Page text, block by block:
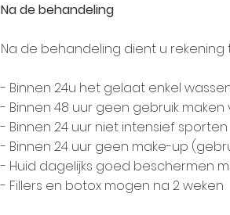
Na de behandeling
Na de behandeling dient u rekening
- Binnen 24u het gelaat enkel
- Binnen 48 uur geen gebruik
- Binnen 24 uur niet intensief sporten
- Binnen 24 uur geen make-up
- Huid dagelijks goed beschermen
- Fillers en botox mogen na 2 weken